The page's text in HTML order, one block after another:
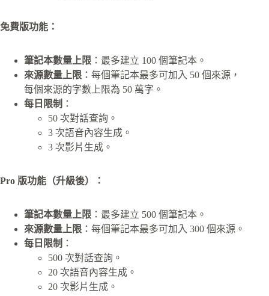
免費版功能：
筆記本數量上限 ：最多建立 100 個筆記本。
來源數量上限 ：每個筆記本最多可加入 50 個來源，
每個來源的字數上限為 50 萬字。
每日限制 ：
50 次對話查詢。
3 次語音內容生成。
3 次影片生成。
Pro 版功能（升級後）：
筆記本數量上限 ：最多建立 500 個筆記本。
來源數量上限 ：每個筆記本最多可加入 300 個來源。
每日限制 ：
500 次對話查詢。
20 次語音內容生成。
20 次影片生成。